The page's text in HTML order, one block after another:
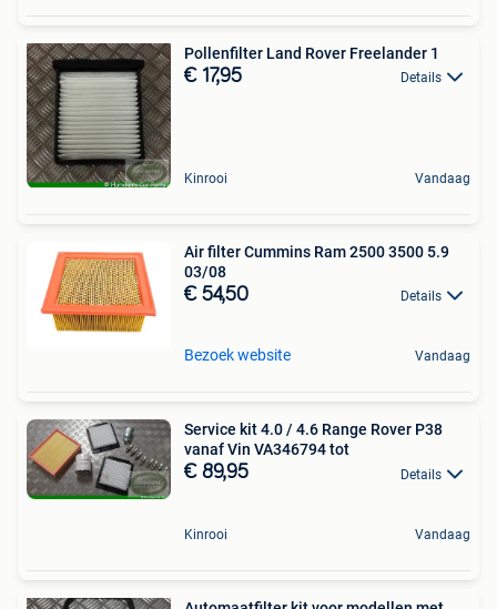
Pollenfilter Land Rover Freelander 1
€ 17,95 Details
Kinrooi Vandaag
Air filter Cummins Ram 2500 3500 5.9
03/08
€ 54,50 Details
Bezoek website Vandaag
Service kit 4.0 / 4.6 Range Rover P38
vanaf Vin VA346794 tot
€ 89,95 Details
Kinrooi Vandaag